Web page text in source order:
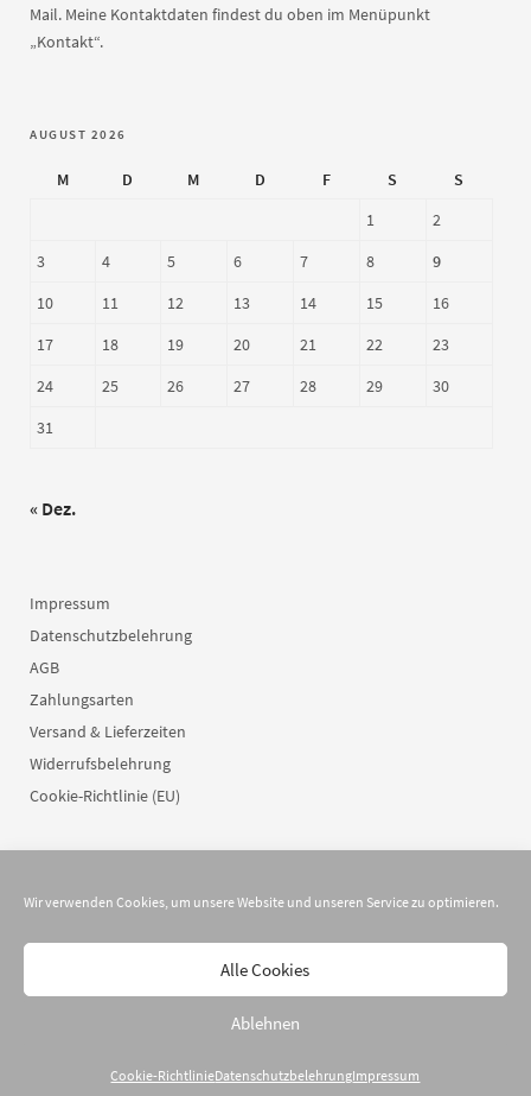
Wir verwenden Cookies, um unsere Website und unseren Service zu optimieren.
Alle Cookies
Ablehnen
Cookie-RichtlinieDatenschutzbelehrungImpressum
Mail. Meine Kontaktdaten findest du oben im Menüpunkt
„Kontakt“.
AUGUST 2026
M D M D F S
S
1
2
3
4 5 6 7 8
9
10
11 12 13 14 15
16
17
18 19 20 21 22
23
24
25 26 27 28 29
30
31
« Dez.
Impressum
Datenschutzbelehrung
AGB
Zahlungsarten
Versand & Lieferzeiten
Widerrufsbelehrung
Cookie-Richtlinie (EU)
© 2026dreilettercode